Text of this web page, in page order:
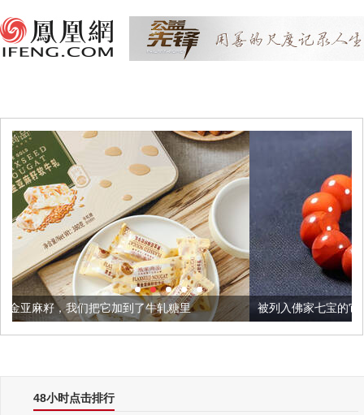
到了牛轧糖里 被列入佛家七宝的它到底有多美？
48小时点击排行